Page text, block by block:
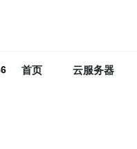
首页 云服务器